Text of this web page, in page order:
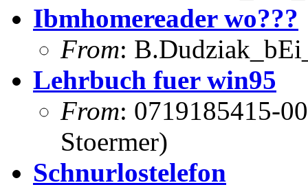
Ibmhomereader wo???
From:
Lehrbuch fuer win95
From: 0719185415-
Stoermer)
Schnurlostelefon